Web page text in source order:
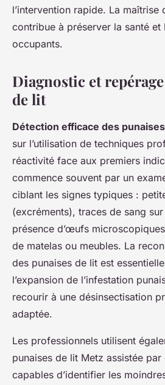
l’intervention rapide. La maîtrise
contribue à préserver la santé et
occupants.
Diagnostic et
de lit
Détection efficace des
sur l’utilisation de techniques
réactivité face aux premiers
commence souvent par un
ciblant les signes typiques :
(excréments), traces de sang
présence d’œufs
de matelas ou meubles. La
des punaises de lit est
l’expansion de l’infestation
recourir à une désinsectisation
adaptée.
Les professionnels utilisent
punaises de lit Metz assistée
capables d’identifier les